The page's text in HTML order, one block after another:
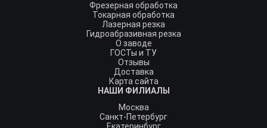
Фрезерная обработка
Токарная обработка
Лазерная резка
Гидроабразивная резка
О заводе
ГОСТы и ТУ
Отзывы
Доставка
Карта сайта
НАШИ ФИЛИАЛЫ
Москва
Санкт-Петербург